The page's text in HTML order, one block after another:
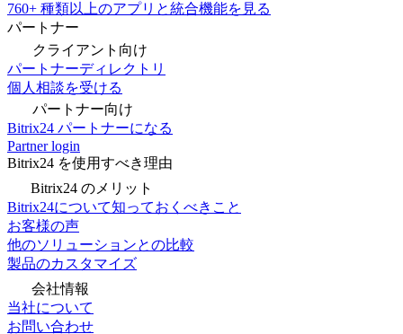
760+ 種類以上のアプリと統合機能を見る
パートナー
クライアント向け
パートナーディレクトリ
個人相談を受ける
パートナー向け
Bitrix24 パートナーになる
Partner login
Bitrix24 を使用すべき理由
Bitrix24 のメリット
Bitrix24について知っておくべきこと
お客様の声
他のソリューションとの比較
製品のカスタマイズ
会社情報
当社について
お問い合わせ